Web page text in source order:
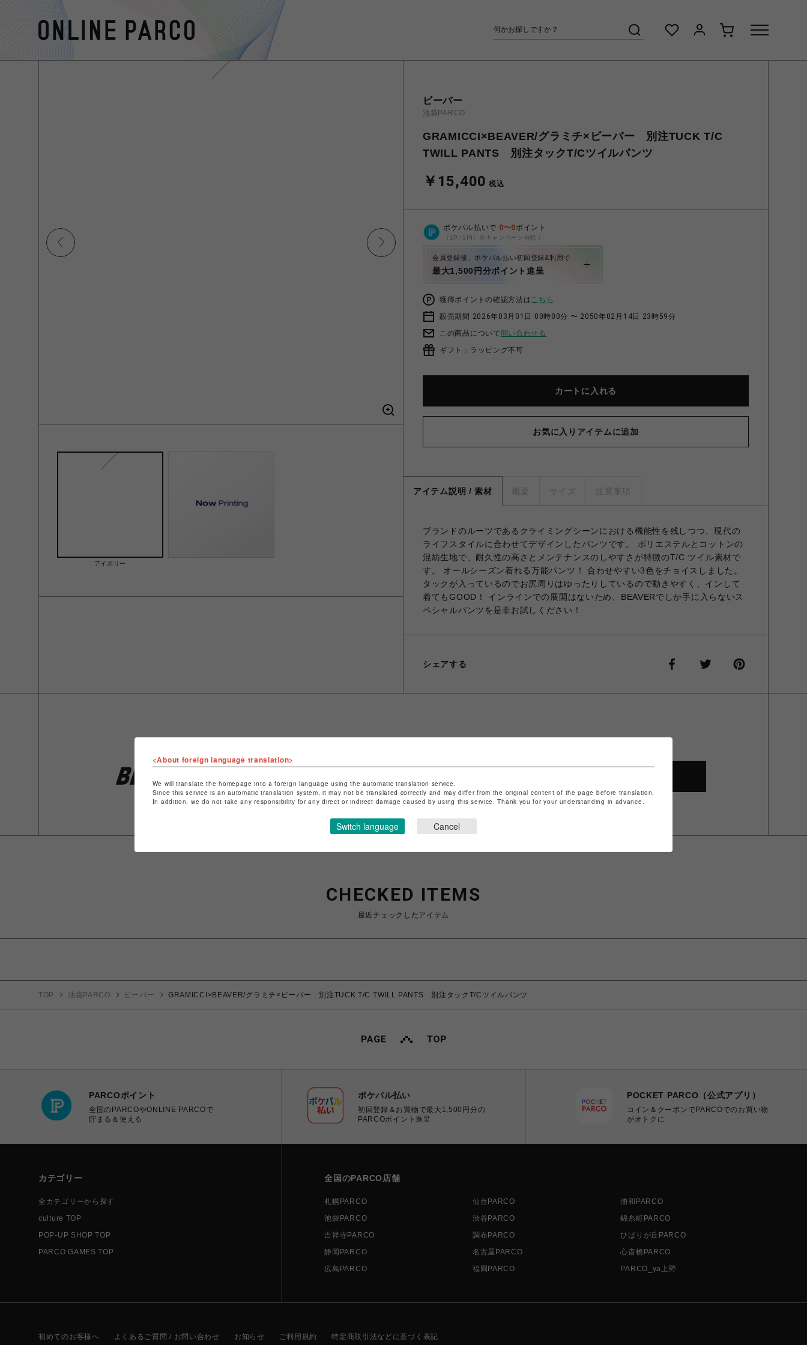
アイボリー
ビーバー
池袋PARCO
GRAMICCI×BEAVER/グラミチ×ビーバー 別注TUCK T/C
TWILL PANTS 別注タックT/Cツイルパンツ
￥15,400 税込
ポケパル払いで 0〜0ポイント
（1P=1円）※キャンペーン分除く
会員登録後、ポケパル払い初回登録&利用で
最大1,500円分ポイント進呈
獲得ポイントの確認方法はこちら
販売期間 2026年03月01日 00時00分 〜 2050年02月14日 23時59分
この商品について 問い合わせる
ギフト：ラッピング不可
カートに入れる
お気に入りアイテムに追加
アイテム説明 / 素材 概要 サイズ 注意事項
ブランドのルーツであるクライミングシーンにおける機能性を残しつつ、現代の
ライフスタイルに合わせてデザインしたパンツです。 ポリエステルとコットンの
混紡生地で、耐久性の高さとメンテナンスのしやすさが特徴のT/C ツイル素材で
す。 オールシーズン着れる万能パンツ！ 合わせやすい3色をチョイスしました。
タックが入っているのでお尻周りはゆったりしているので動きやすく、インして
着てもGOOD！ インラインでの展開はないため、BEAVERでしか手に入らないス
ペシャルパンツを是非お試しください！
シェアする
店舗名
池袋PARCO
特定商取引法など法令に基づく表記はこちら
ショップお問い合わせはこちら
CHECKED ITEMS
最近チェックしたアイテム
TOP 池袋PARCO ビーバー GRAMICCI×BEAVER/グラミチ×ビーバー 別注TUCK T/C TWILL PANTS 別注タックT/Cツイルパンツ
PARCOポイント
全国のPARCOやONLINE PARCOで
貯まる＆使える
ポケパル払い
初回登録＆お買物で最大1,500円分の
PARCOポイント進呈
POCKET PARCO（公式アプリ）
コイン＆クーポンでPARCOでのお買い物
がオトクに
カテゴリー
全カテゴリーから探す
culture TOP
POP-UP SHOP TOP
PARCO GAMES TOP
全国のPARCO店舗
札幌PARCO 仙台PARCO
浦和PARCO
池袋PARCO
渋谷PARCO
錦糸町PARCO
吉祥寺PARCO
調布PARCO
ひばりが丘PARCO
静岡PARCO
名古屋PARCO
心斎橋PARCO
広島PARCO
福岡PARCO PARCO_ya上野
初めてのお客様へ よくあるご質問 / お問い合わせ お知らせ ご利用規約 特定商取引法などに基づく表記
<About foreign language translation>
We will translate the homepage into a foreign language using the automatic translation service.
Since this service is an automatic translation system, it may not be translated correctly and may differ from the original content of the page before translation.
In addition, we do not take any responsibility for any direct or indirect damage caused by using this service. Thank you for your understanding in advance.
Switch language Cancel